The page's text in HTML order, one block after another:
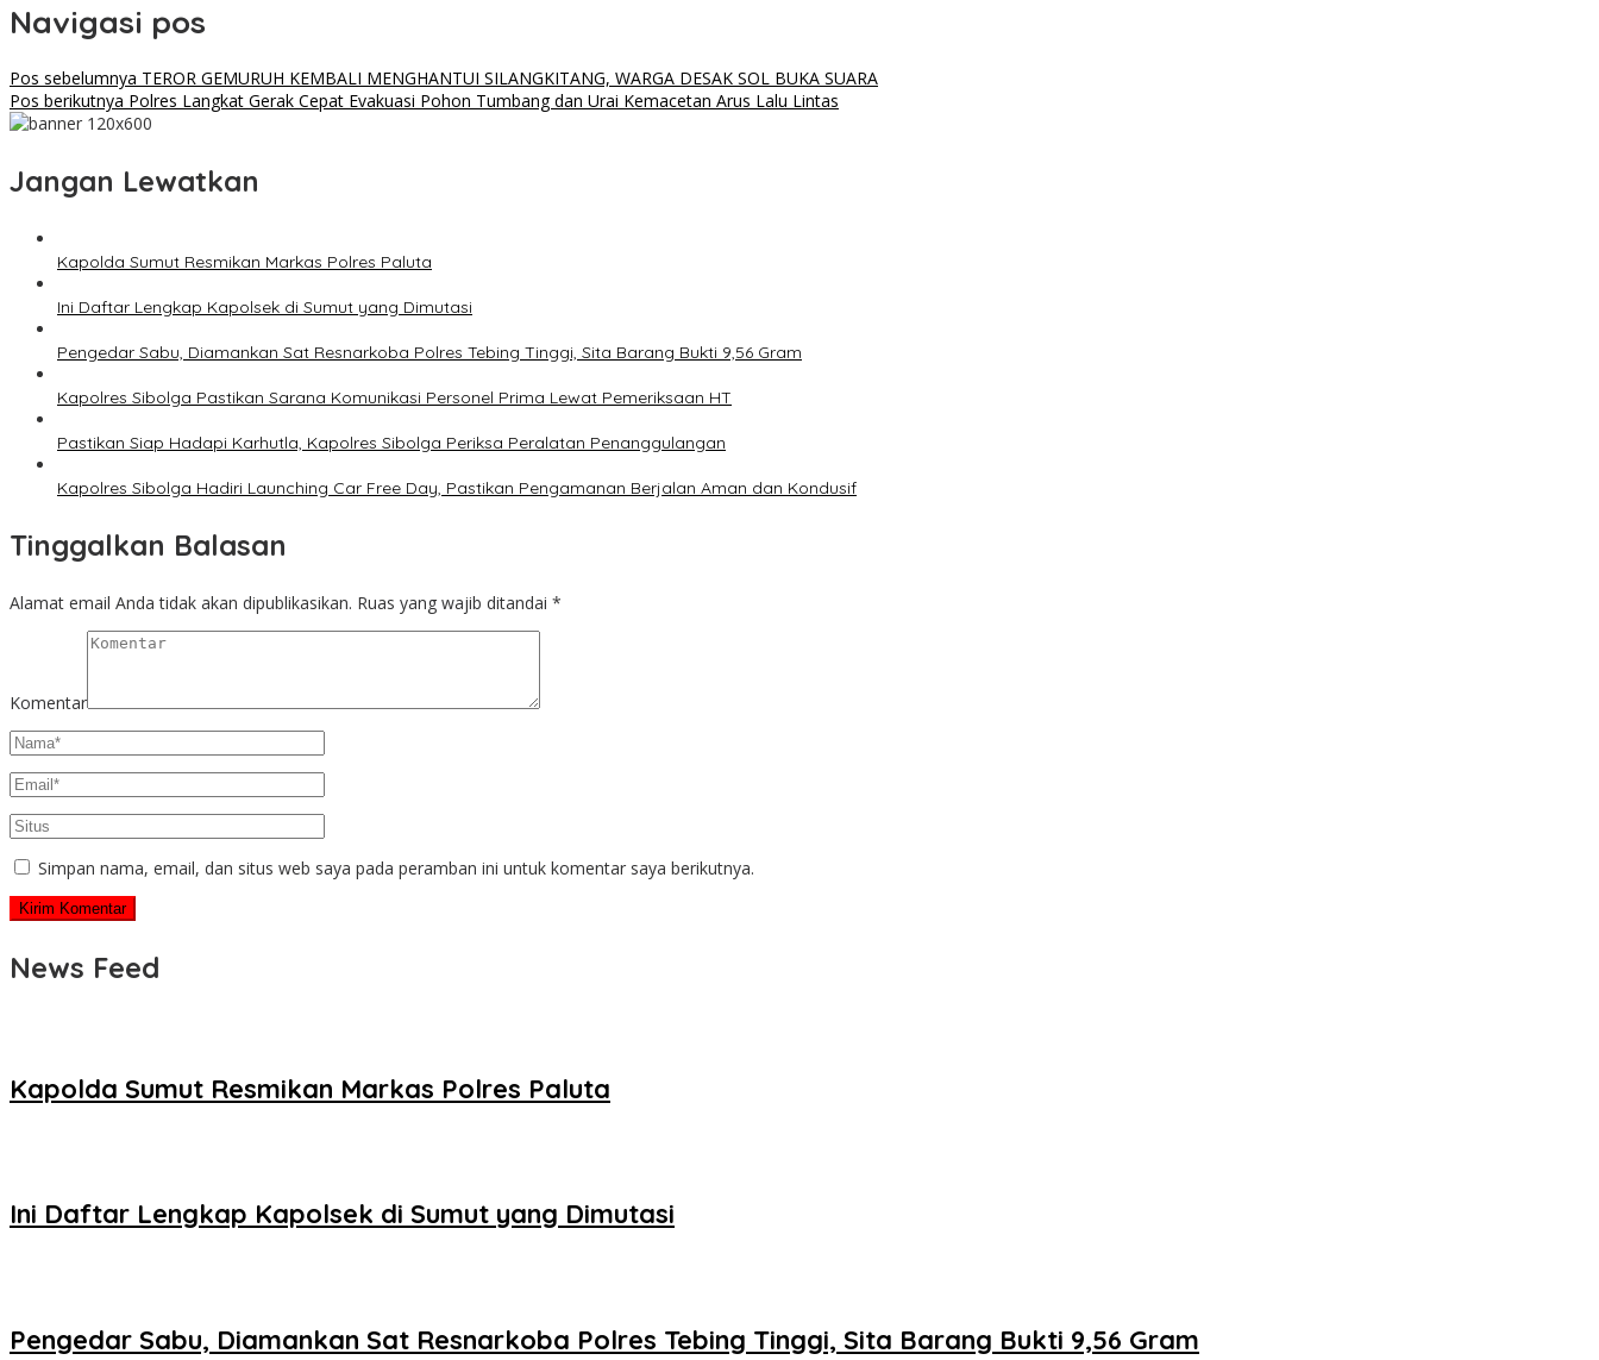
Navigasi pos
Pos sebelumnya TEROR GEMURUH KEMBALI MENGHANTUI SILANGKITANG, WARGA DESAK SOL BUKA SUARA
Pos berikutnya Polres Langkat Gerak Cepat Evakuasi Pohon Tumbang dan Urai Kemacetan Arus Lalu Lintas
Jangan Lewatkan
Kapolda Sumut Resmikan Markas Polres Paluta
Ini Daftar Lengkap Kapolsek di Sumut yang Dimutasi
Pengedar Sabu, Diamankan Sat Resnarkoba Polres Tebing Tinggi, Sita Barang Bukti 9,56 Gram
Kapolres Sibolga Pastikan Sarana Komunikasi Personel Prima Lewat Pemeriksaan HT
Pastikan Siap Hadapi Karhutla, Kapolres Sibolga Periksa Peralatan Penanggulangan
Kapolres Sibolga Hadiri Launching Car Free Day, Pastikan Pengamanan Berjalan Aman dan Kondusif
Tinggalkan Balasan
Alamat email Anda tidak akan dipublikasikan. Ruas yang wajib ditandai *
Komentar
Simpan nama, email, dan situs web saya pada peramban ini untuk komentar saya berikutnya.
News Feed
Kapolda Sumut Resmikan Markas Polres Paluta
Ini Daftar Lengkap Kapolsek di Sumut yang Dimutasi
Pengedar Sabu, Diamankan Sat Resnarkoba Polres Tebing Tinggi, Sita Barang Bukti 9,56 Gram